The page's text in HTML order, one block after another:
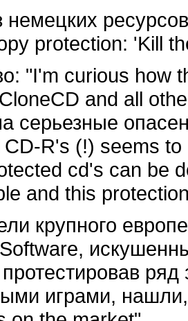
protection: 'Kill
"I'm curious how
and all
серьезные
R's (!) seems
cd's can be
and this
крупного
протестировав
играми,